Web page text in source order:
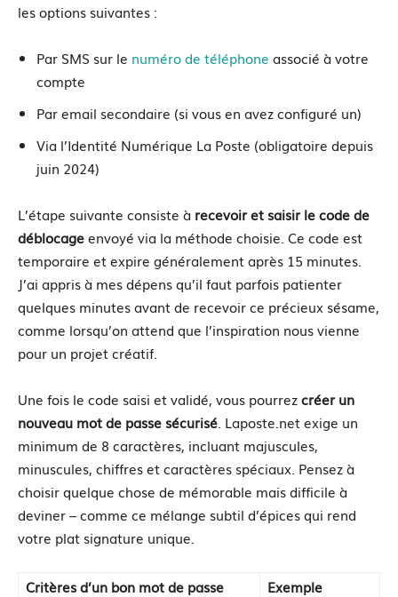
les options suivantes :
Par SMS sur le numéro de téléphone associé à votre
compte
Par email secondaire (si vous en avez configuré un)
Via l’Identité Numérique La Poste (obligatoire depuis
juin 2024)
L’étape suivante consiste à recevoir et saisir le code de
déblocageenvoyé via la méthode choisie. Ce code est
temporaire et expire généralement après 15 minutes.
J’ai appris à mes dépens qu’il faut parfois patienter
quelques minutes avant de recevoir ce précieux sésame,
comme lorsqu’on attend que l’inspiration nous vienne
pour un projet créatif.
Une fois le code saisi et validé, vous pourrezcréer un
nouveau mot de passe sécurisé. Laposte.net exige un
minimum de 8 caractères, incluant majuscules,
minuscules, chiffres et caractères spéciaux. Pensez à
choisir quelque chose de mémorable mais difficile à
deviner – comme ce mélange subtil d’épices qui rend
votre plat signature unique.
Critères d’un bon mot de passe Exemple